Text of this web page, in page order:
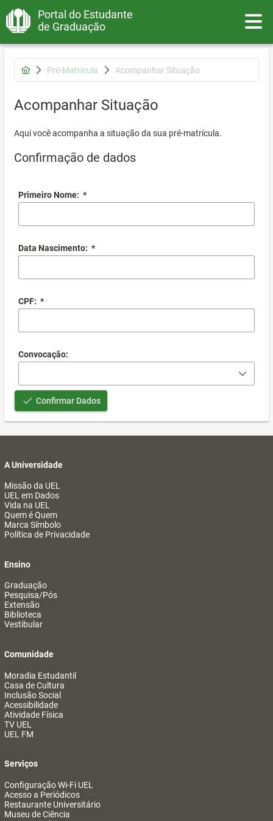
Portal do Estudante
de Graduação
Pré-Matrícula Acompanhar Situação
Acompanhar Situação
Aqui você acompanha a situação da sua pré-matrícula.
Confirmação de dados
Primeiro Nome: *
Data Nascimento: *
CPF: *
Convocação:
Confirmar Dados
A Universidade
Missão da UEL
UEL em Dados
Vida na UEL
Quem é Quem
Marca Símbolo
Política de Privacidade
Ensino
Graduação
Pesquisa/Pós
Extensão
Biblioteca
Vestibular
Comunidade
Moradia Estudantil
Casa de Cultura
Inclusão Social
Acessibilidade
Atividade Física
TV UEL
UEL FM
Serviços
Configuração Wi-Fi UEL
Acesso a Periódicos
Restaurante Universitário
Museu de Ciência